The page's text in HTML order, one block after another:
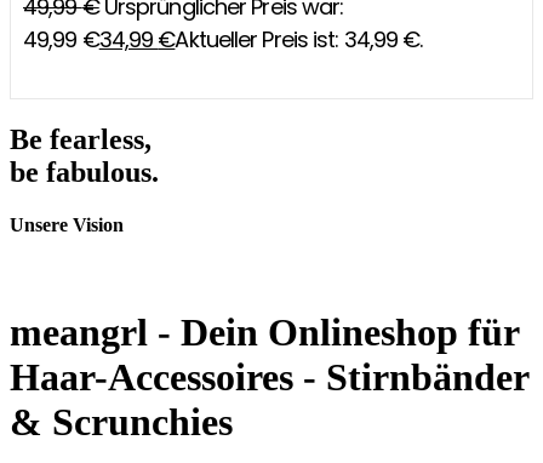
49,99€ Ursprünglicher Preis war:
49,99 €34,99 €Aktueller Preis ist: 34,99 €.
Be fearless,
be fabulous.
Unsere Vision
meangrl - Dein Onlineshop für
Haar-Accessoires - Stirnbänder
& Scrunchies